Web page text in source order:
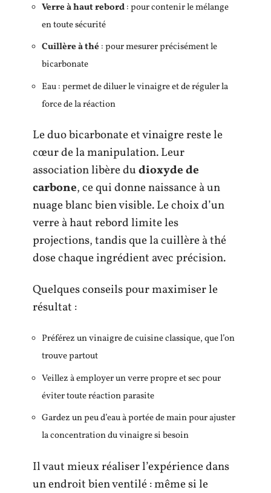
Verre à haut rebord: pour contenir le mélange
en toute sécurité
Cuillère à thé : pour mesurer précisément le
bicarbonate
Eau : permet de diluer le vinaigre et de réguler la
force de la réaction
Le duo bicarbonate et vinaigre reste le
cœur de la manipulation. Leur
association libère dudioxyde de
carbone, ce qui donne naissance à un
nuage blanc bien visible. Le choix d’un
verre à haut rebord limite les
projections, tandis que la cuillère à thé
dose chaque ingrédient avec précision.
Quelques conseils pour maximiser le
résultat :
Préférez un vinaigre de cuisine classique, que l’on
trouve partout
Veillez à employer un verre propre et sec pour
éviter toute réaction parasite
Gardez un peu d’eau à portée de main pour ajuster
la concentration du vinaigre si besoin
Il vaut mieux réaliser l’expérience dans
un endroit bien ventilé : même si le